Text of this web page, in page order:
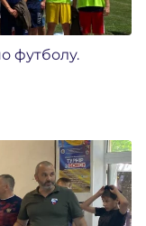
футболу.